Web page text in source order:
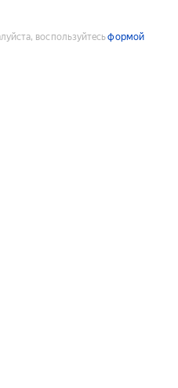
воспользуйтесьформой